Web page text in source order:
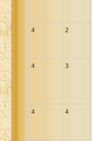
4 2
4 3
4 4